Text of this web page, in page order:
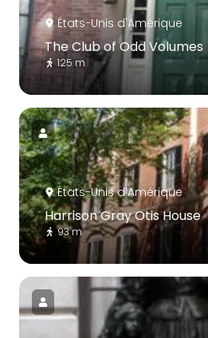
États-Unis d'Amérique
The Club of Odd Volumes
125 m
États-Unis d'Amérique
Harrison Gray Otis House
93 m